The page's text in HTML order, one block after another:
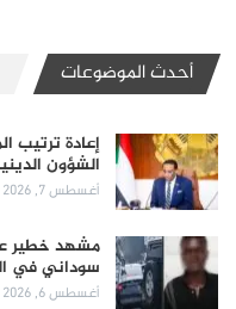
أحدث الموضوعات
إعادة ترتيب
الشؤون
أغسطس 7, 2026
مشهد خطير
سوداني في
أغسطس 6, 2026